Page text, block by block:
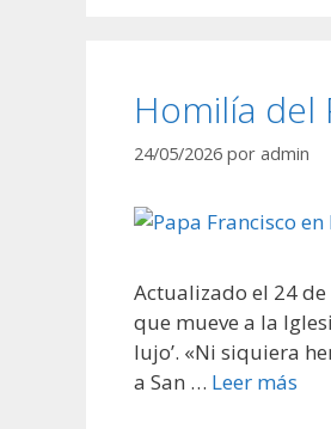
Homilía del
24/05/2026 por admin
Actualizado el 24
que mueve a la
lujo’. «Ni siquiera
a San … Leer más